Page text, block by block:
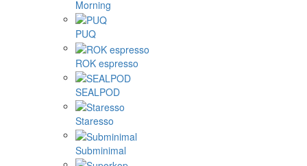
Morning
PUQ
ROK espresso
SEALPOD
Staresso
Subminimal